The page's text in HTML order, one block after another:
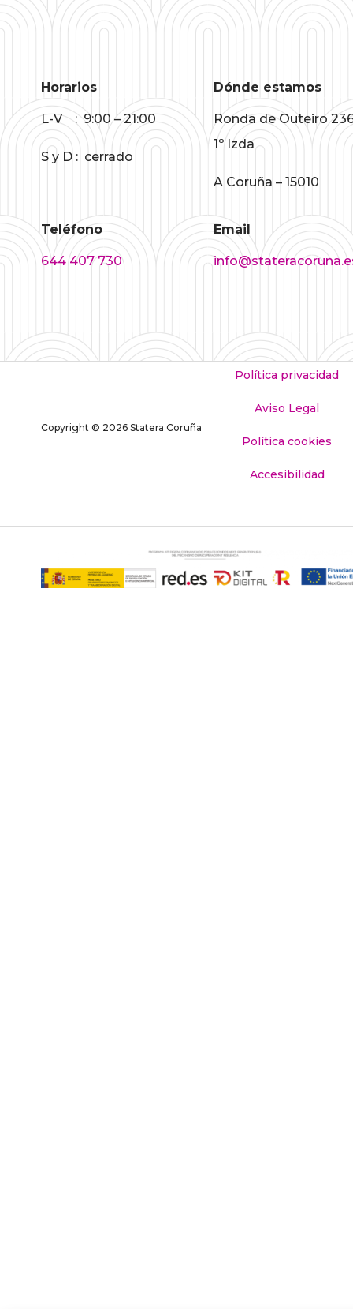
Horarios
L-V : 9:00 – 21:00
S y D : cerrado
Dónde estamos
Ronda de Outeiro
1º Izda
A Coruña – 15010
Teléfono
644 407 730
Email
Copyright © 2026 Statera Coruña
Política privacidad
Aviso Legal
Política cookies
Accesibilidad